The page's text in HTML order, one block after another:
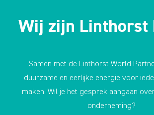
Wij zijn Linthorst
Samen met de Linthorst World
duurzame en eerlijke energie voor
maken. Wil je het gesprek aangaan
onderneming?